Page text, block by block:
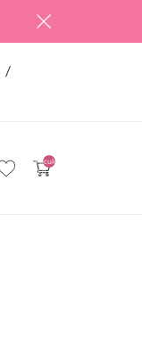
/
artículo(s)
- £0.00